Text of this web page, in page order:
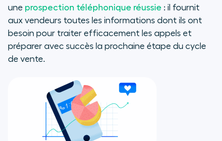
Logiciel de prospection
téléphonique : quelles
fonctionnalités ?
Intégration : comment aller plus
loin dans la prospection
Prospection téléphonique :
quelques bonnes pratiques
Mesurer les performances
une prospection téléphonique réussie : il fournit
aux vendeurs toutes les informations dont ils ont
besoin pour traiter efficacement les appels et
préparer avec succès la prochaine étape du cycle
de vente.